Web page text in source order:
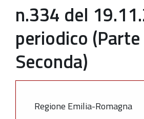
n.334 del
periodico (Parte
Seconda)
Regione Emilia-Romagna